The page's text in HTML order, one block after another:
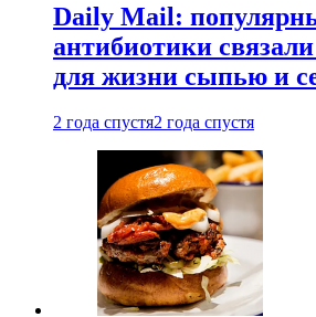
Daily Mail:
антибиотики
для жизни сыпью и
2 года спустя2 года спустя